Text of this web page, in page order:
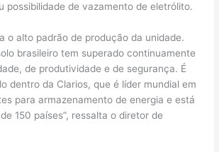
possibilidade de vazamento de eletrólito.
o alto padrão de produção da unidade.
brasileiro tem superado continuamente
de produtividade e de segurança. É
dentro da Clarios, que é líder mundial em
para armazenamento de energia e está
150 países”, ressalta o diretor de